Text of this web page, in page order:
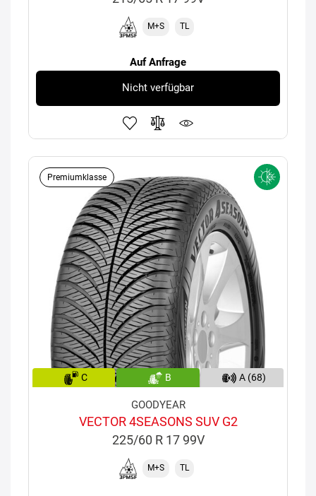
M+S TL
Auf Anfrage
Nicht verfügbar
Premiumklasse
C B A (68)
GOODYEAR
VECTOR 4SEASONS SUV G2
225/60 R 17 99V
M+S TL